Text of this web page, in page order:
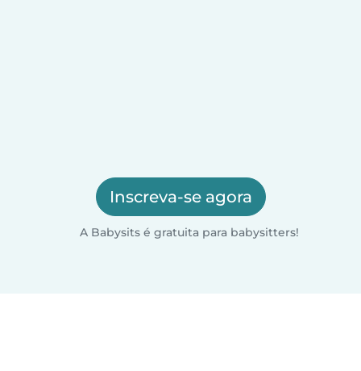
Inscreva-se agora
A Babysits é gratuita para babysitters!